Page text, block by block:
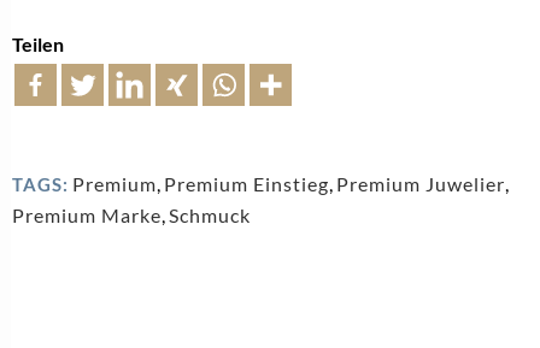
Teilen
TAGS: Premium, Premium Einstieg, Premium Juwelier,
Premium Marke,Schmuck